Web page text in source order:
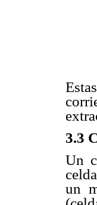
3.3
Un
un